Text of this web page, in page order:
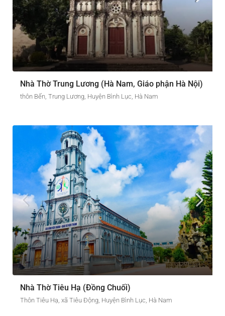
Nhà Thờ Trung Lương (Hà Nam, Giáo phận Hà Nội)
thôn Bến, Trung Lương, Huyện Bình Lục, Hà Nam
Nhà Thờ Tiêu Hạ (Ðồng Chuối)
Thôn Tiêu Hạ, xã Tiêu Động, Huyện Bình Lục, Hà Nam